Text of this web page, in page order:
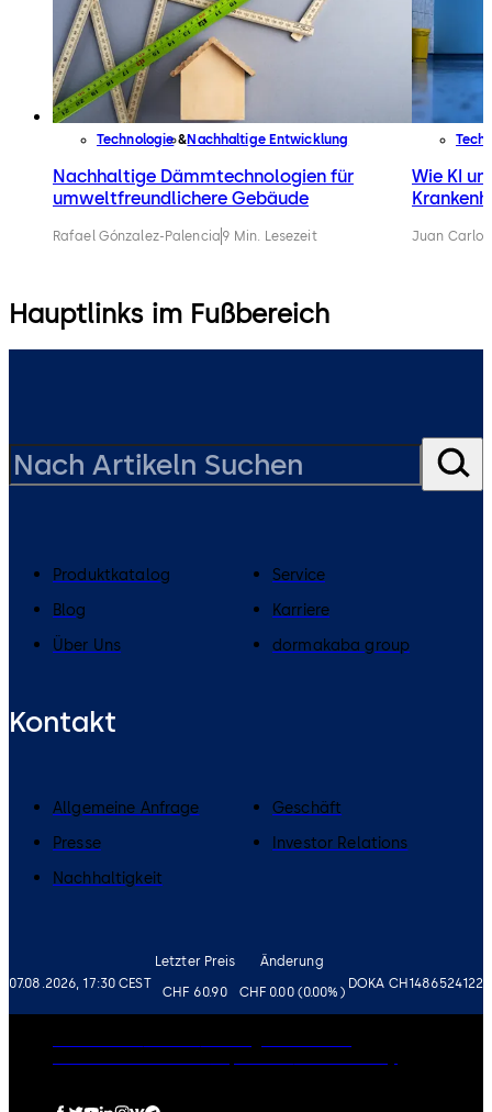
Technologie Nachhaltige Entwicklung
Nachhaltige Dämmtechnologien für
umweltfreundlichere Gebäude
Rafael Gónzalez-Palencia 9 Min. Lesezeit
Wie KI
Juan
Hauptlinks im Fußbereich
07.08.2026, 17:30 CEST
Letzter Preis
CHF 60.90
Änderung
CHF 0.00 (0.00%)
DOKA CH1486524122
Produktkatalog
Service
Blog
Karriere
Über Uns
dormakaba group
Kontakt
Allgemeine Anfrage
Geschäft
Presse
Investor Relations
Nachhaltigkeit